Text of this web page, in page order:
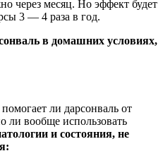
через месяц. Но эффект будет
3 — 4 раза в год.
в домашних условиях,
ли дарсонваль от
ли вообще использовать
и состояния, не